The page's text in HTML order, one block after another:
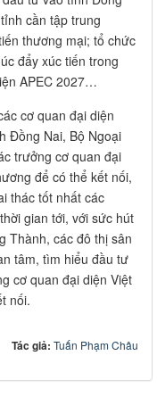
cần tập trung
thương mại; tổ chức
đẩy xúc tiến trong
APEC 2027…
cơ quan đại diện
Đồng Nai, Bộ Ngoại
trưởng cơ quan đại
để có thể kết nối,
thác tốt nhất các
gian tới, với sức hút
Thành, các đô thị sân
tâm, tìm hiểu đầu tư
cơ quan đại diện Việt
nối.
Tác giả: Tuấn Phạm Châu